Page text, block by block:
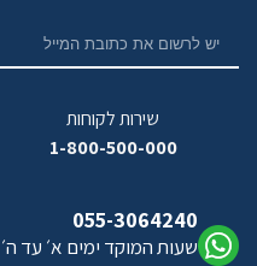
שירות לקוחות
1-800-500-000
055-3064240
שעות המוקד ימים א׳ עד ה׳